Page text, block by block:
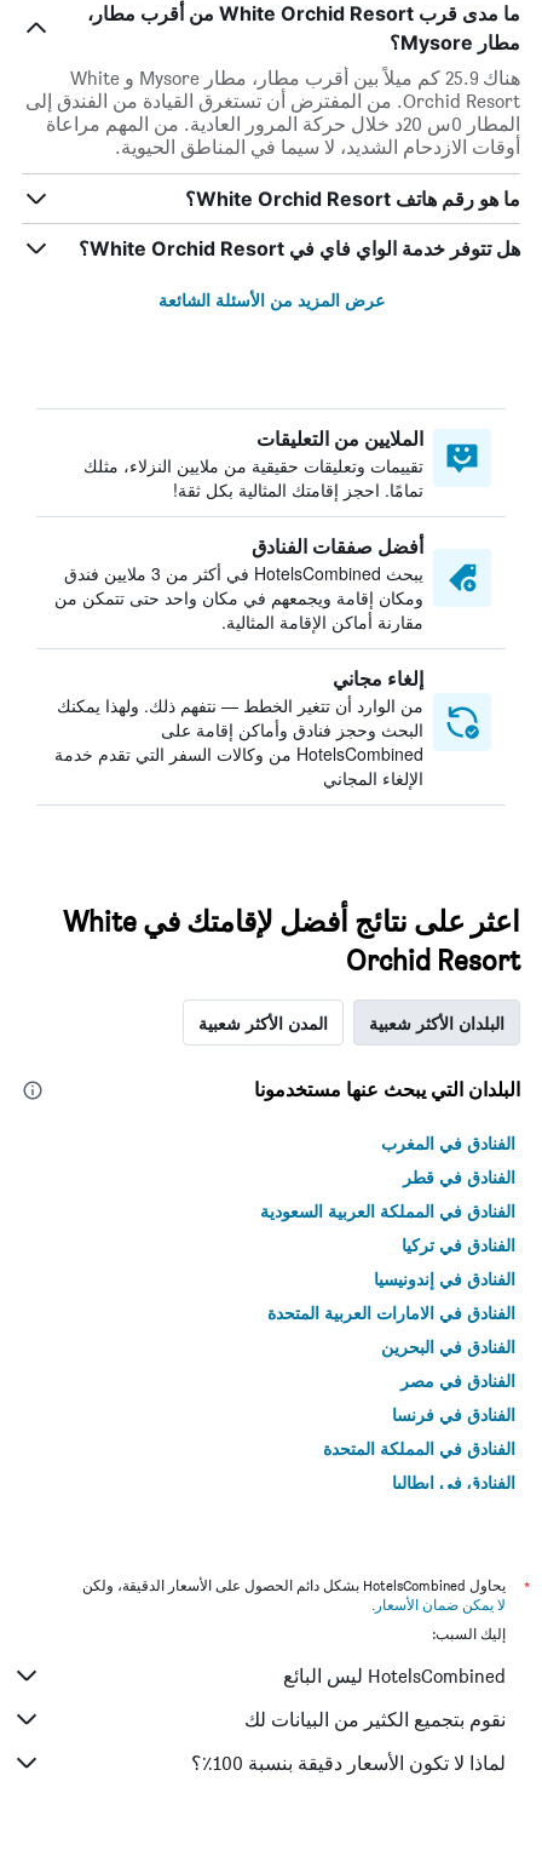
ما مدى قرب White Orchid Resort من أقرب مطار،
مطار Mysore؟
هناك 25.9 كم ميلاً بين أقرب مطار، مطار Mysore و White
Orchid Resort. من المفترض أن تستغرق القيادة من الفندق إلى
المطار 0س 20د خلال حركة المرور العادية. من المهم مراعاة
أوقات الازدحام الشديد، لا سيما في المناطق الحيوية.
ما هو رقم هاتف White Orchid Resort؟
هل تتوفر خدمة الواي فاي في White Orchid Resort؟
عرض المزيد من الأسئلة الشائعة
الملايين من التعليقات
تقييمات وتعليقات حقيقية من ملايين النزلاء، مثلك
تمامًا. احجز إقامتك المثالية بكل ثقة!
أفضل صفقات الفنادق
يبحث HotelsCombined في أكثر من 3 ملايين فندق
ومكان إقامة ويجمعهم في مكان واحد حتى تتمكن من
مقارنة أماكن الإقامة المثالية.
إلغاء مجاني
من الوارد أن تتغير الخطط — نتفهم ذلك. ولهذا يمكنك
البحث وحجز فنادق وأماكن إقامة على
HotelsCombined من وكالات السفر التي تقدم خدمة
الإلغاء المجاني
اعثر على نتائج أفضل لإقامتك في White
Orchid Resort
البلدان الأكثر شعبية المدن الأكثر شعبية
البلدان التي يبحث عنها مستخدمونا
الفنادق في المغرب
الفنادق في قطر
الفنادق في المملكة العربية السعودية
الفنادق في تركيا
الفنادق في إندونيسيا
الفنادق في الامارات العربية المتحدة
الفنادق في البحرين
الفنادق في مصر
الفنادق في فرنسا
الفنادق في المملكة المتحدة
الفنادق في إيطاليا
*
يحاول HotelsCombined بشكل دائم الحصول على الأسعار الدقيقة، ولكن
لا يمكن ضمان الأسعار .
إليك السبب:
HotelsCombined ليس البائع
نقوم بتجميع الكثير من البيانات لك
لماذا لا تكون الأسعار دقيقة بنسبة 100٪؟